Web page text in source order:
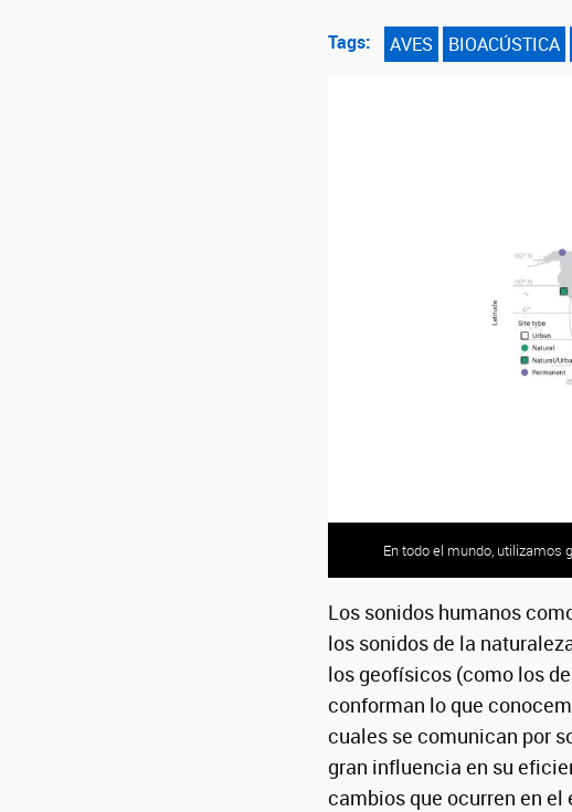
Tags: AVES BIOACÚSTICA
En todo el mundo, utilizamos
Espartillero estriado
Cumbres Calchaquies,
Los sonidos humanos
los sonidos de la
los geofísicos (como los
conforman lo que
cuales se comunican por
gran influencia en su
cambios que ocurren en